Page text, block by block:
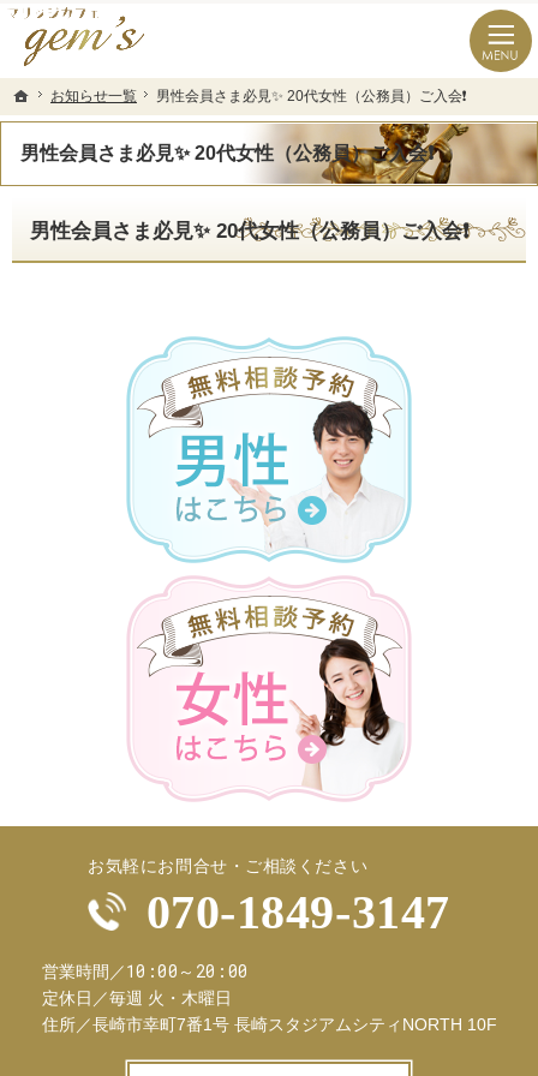
ホーム
お知らせ一覧 男性会員さま必見✨ 20代女性（公務員）ご入会❗️
男性会員さま必見✨ 20代女性（公務員）ご入会❗️
長崎県の婚活なら結婚相談所のマリッジカフェgem’ｓ（ジェムズ）
長崎県長崎市の結婚相談所マリッジカフェgem's(ジェムズ)
男性会員さま必見✨ 20代女性（公務員）ご入会❗️
ホーム
お知らせ一覧 男性会員さま必見✨ 20代女性（公務員）ご入会❗️
お気軽にお問合せ・ご相談ください
070-1849-3147
営業時間／10:00～20:00
定休日／毎週 火・木曜日
住所／長崎市幸町7番1号 長崎スタジアムシティNORTH 10F